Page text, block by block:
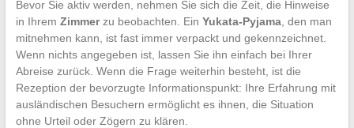
Bevor Sie aktiv werden, nehmen Sie sich die Zeit, die Hinweise
in Ihrem Zimmerzu beobachten. Ein Yukata-Pyjama, den man
mitnehmen kann, ist fast immer verpackt und gekennzeichnet.
Wenn nichts angegeben ist, lassen Sie ihn einfach bei Ihrer
Abreise zurück. Wenn die Frage weiterhin besteht, ist die
Rezeption der bevorzugte Informationspunkt: Ihre Erfahrung mit
ausländischen Besuchern ermöglicht es ihnen, die Situation
ohne Urteil oder Zögern zu klären.